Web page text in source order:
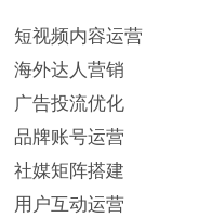
短视频内容运营
海外达人营销
广告投流优化
品牌账号运营
社媒矩阵搭建
用户互动运营